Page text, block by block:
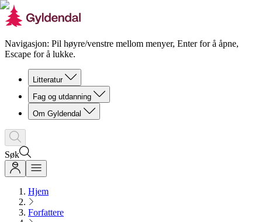
Navigasjon: Pil høyre/venstre mellom menyer, Enter for å åpne,
Escape for å lukke.
Litteratur
Fag og utdanning
Om Gyldendal
Søk
Hjem
Forfattere